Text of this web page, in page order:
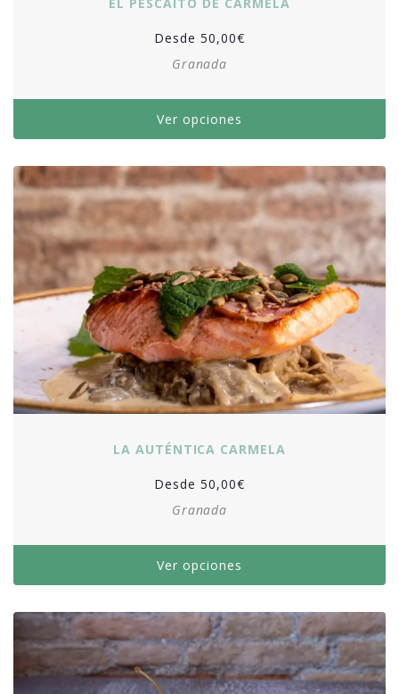
Desde 50,00€
Granada
Ver opciones
LA AUTÉNTICA CARMELA
Desde 50,00€
Granada
Ver opciones